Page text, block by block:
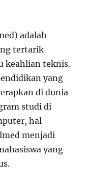
adalah
tertarik
keahlian teknis.
yang
di dunia
studi di
hal
menjadi
yang